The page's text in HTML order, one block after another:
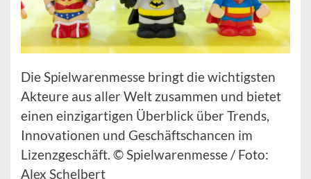
Die Spielwarenmesse bringt die wichtigsten
Akteure aus aller Welt zusammen und bietet
einen einzigartigen Überblick über Trends,
Innovationen und Geschäftschancen im
Lizenzgeschäft. © Spielwarenmesse / Foto:
Alex Schelbert